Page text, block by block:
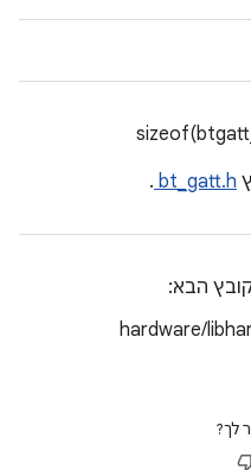
bt_gatt.h
.
הבא:
hardware/
לך?